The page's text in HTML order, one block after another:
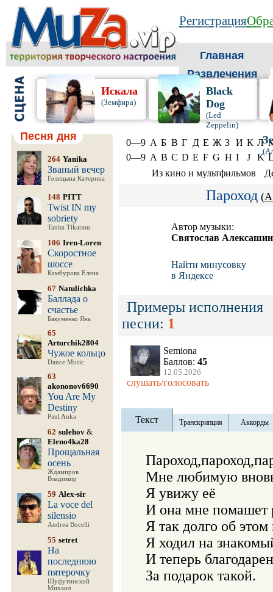
Регистрация
Главная
Развлечения
Искала
(Земфира)
Black
Dog
(Led
Zeppelin)
Песня дня
264 Yanika
Званый вечер
Голицына Катерина
148 PITT
Twist IN my
sobriety
Tanita Tikaram
106 Iren-Loren
Скоростное
шоссе
Камбурова Елена
67 Natulichka
Баллада о
счастье
Бакуменко Яна
65
Arturchik2804
Чужое кольцо
Dance Music
63
akononov6690
You Are My
Destiny
Paul Anka
62 sulehov &
Eleno4ka28
Прощальная
осень
Ждамиров
Владимир
59 Alex-sir
La voce del
silensio
Andrea Bocelli
55 setret
На
последнюю
пятерочку
Шуфутинский
Михаил
0—9 А Б В Г Д Е Ж З И К Л
0—9 A B C D E F G H I J K
Из кино и мультфильмов
Пароход(
Автор музыки:
Святослав Алексашин
Найти минусовку
в Яндексе
Примеры исполнения
песни: 1
Semiona
Баллов: 45
12.05.2026
слушать/голосовать
Текст Транскрипция Аккорды
Мне любимую вновь
Я увижу её
И она мне помашет
Я так долго об этом
Я ходил на
И теперь
За подарок такой.